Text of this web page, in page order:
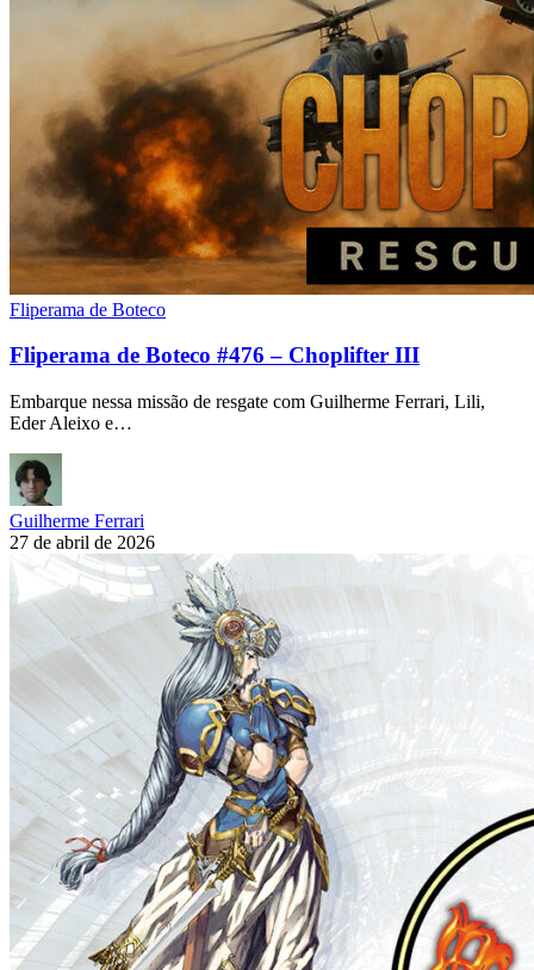
Fliperama de Boteco
Fliperama de Boteco #476 – Choplifter III
Embarque nessa missão de resgate com Guilherme Ferrari, Lili,
Eder Aleixo e…
Guilherme Ferrari
27 de abril de 2026